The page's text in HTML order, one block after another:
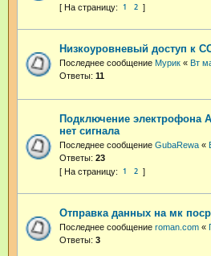
1 2
Низкоуровневый доступ к
Последнее сообщение Мурик « Вт
Ответы: 11
Подключение электрофона
нет сигнала
Последнее сообщение GubaRewa «
Ответы: 23
1 2
Отправка данных на мк
Последнее сообщение roman.com «
Ответы: 3